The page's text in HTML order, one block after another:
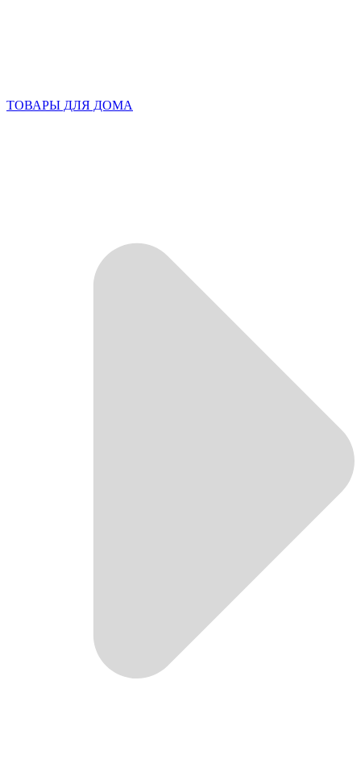
ТОВАРЫ ДЛЯ ДОМА